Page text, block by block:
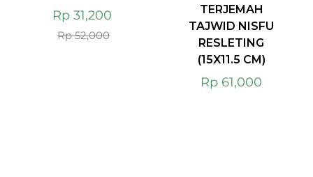
Rp31,200
Rp52,000
TERJEMAH
TAJWID NISFU
RESLETING
(15X11.5 CM)
Rp 61,000